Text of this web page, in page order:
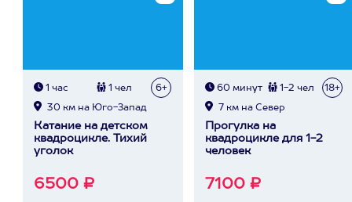
1 час 1 чел 6+
30 км на Юго-Запад
Катание на детском
квадроцикле. Тихий
уголок
6500 ₽
60 минут 1-2 чел 18+
7 км на Север
Прогулка на
квадроцикле для 1-2
человек
7100 ₽